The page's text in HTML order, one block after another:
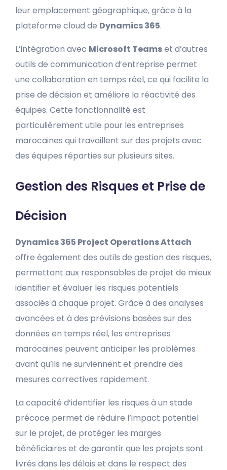
leur emplacement géographique, grâce à la
plateforme cloud de Dynamics 365.
L’intégration avec Microsoft Teamset d’autres
outils de communication d’entreprise permet
une collaboration en temps réel, ce qui facilite la
prise de décision et améliore la réactivité des
équipes. Cette fonctionnalité est
particulièrement utile pour les entreprises
marocaines qui travaillent sur des projets avec
des équipes réparties sur plusieurs sites.
Gestion des Risques et Prise de
Décision
Dynamics 365 Project Operations Attach
offre également des outils de gestion des risques,
permettant aux responsables de projet de mieux
identifier et évaluer les risques potentiels
associés à chaque projet. Grâce à des analyses
avancées et à des prévisions basées sur des
données en temps réel, les entreprises
marocaines peuvent anticiper les problèmes
avant qu’ils ne surviennent et prendre des
mesures correctives rapidement.
La capacité d’identifier les risques à un stade
précoce permet de réduire l’impact potentiel
sur le projet, de protéger les marges
bénéficiaires et de garantir que les projets sont
livrés dans les délais et dans le respect des